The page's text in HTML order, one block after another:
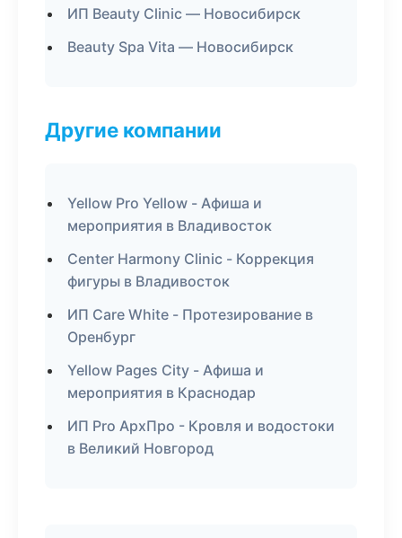
ИП Beauty Clinic — Новосибирск
Beauty Spa Vita — Новосибирск
Другие компании
Yellow Pro Yellow - Афиша и
мероприятия в Владивосток
Center Harmony Clinic - Коррекция
фигуры в Владивосток
ИП Care White - Протезирование в
Оренбург
Yellow Pages City - Афиша и
мероприятия в Краснодар
ИП Pro АрхПро - Кровля и водостоки
в Великий Новгород